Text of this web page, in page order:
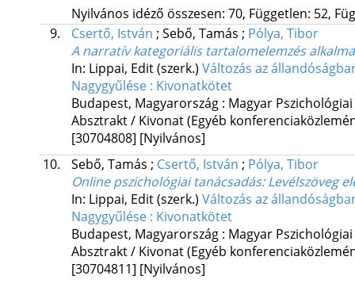
Nyilvános idéző összesen: 70, Független: 52,
9.
Csertő, István ; Sebő, Tamás ; Pólya, Tibor
A narratív kategoriális tartalomelemzés
In: Lippai, Edit (szerk.) Változás az
Nagygyűlése : Kivonatkötet
Budapest, Magyarország : Magyar
Absztrakt / Kivonat (Egyéb
[30704808] [Nyilvános]
10.
Sebő, Tamás ; Csertő, István ; Pólya, Tibor
Online pszichológiai tanácsadás: Levélszöveg
In: Lippai, Edit (szerk.) Változás az
Nagygyűlése : Kivonatkötet
Budapest, Magyarország : Magyar
Absztrakt / Kivonat (Egyéb
[30704811] [Nyilvános]